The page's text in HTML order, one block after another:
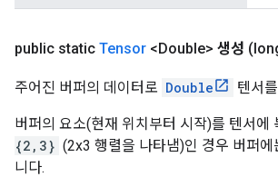
public static Tensor <Double> 생성
주어진 버퍼의 데이터로 Double 텐서
버퍼의 요소(현재 위치부터 시작)를 텐서
{2,3} (2x3 행렬을 나타냄)인 경우 버퍼
니다.